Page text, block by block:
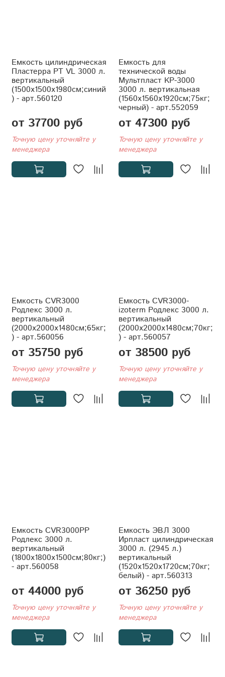
Емкость цилиндрическая
Пластерра PT VL 3000 л.
вертикальный
(1500x1500x1980см;синий
) - арт.560120
от 37700 руб
Точную цену уточняйте у
менеджера
Емкость для
технической воды
Мультпласт KР-3000
3000 л. вертикальная
(1560x1560x1920см;75кг;
черный) - арт.552059
от 47300 руб
Точную цену уточняйте у
менеджера
Емкость CVR3000
Родлекс 3000 л.
вертикальный
(2000x2000x1480см;65кг;
) - арт.560056
от 35750 руб
Точную цену уточняйте у
менеджера
Емкость CVR3000-
izoterm Родлекс 3000 л.
вертикальный
(2000x2000x1480см;70кг;
) - арт.560057
от 38500 руб
Точную цену уточняйте у
менеджера
Емкость CVR3000PP
Родлекс 3000 л.
вертикальный
(1800x1800x1500см;80кг;)
- арт.560058
от 44000 руб
Точную цену уточняйте у
менеджера
Емкость ЭВЛ 3000
Ирпласт цилиндрическая
3000 л. (2945 л.)
вертикальный
(1520x1520x1720см;70кг;
белый) - арт.560313
от 36250 руб
Точную цену уточняйте у
менеджера